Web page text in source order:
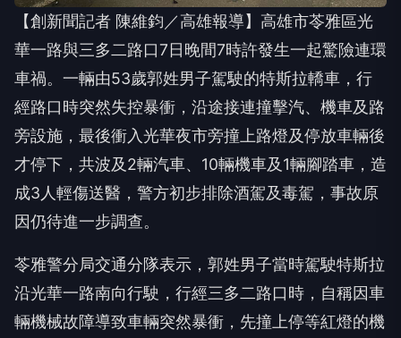
【創新聞記者 陳維鈞／高雄報導】高雄市苓雅區光
華一路與三多二路口7日晚間7時許發生一起驚險連環
車禍。一輛由53歲郭姓男子駕駛的特斯拉轎車，行
經路口時突然失控暴衝，沿途接連撞擊汽、機車及路
旁設施，最後衝入光華夜市旁撞上路燈及停放車輛後
才停下，共波及2輛汽車、10輛機車及1輛腳踏車，造
成3人輕傷送醫，警方初步排除酒駕及毒駕，事故原
因仍待進一步調查。
苓雅警分局交通分隊表示，郭姓男子當時駕駛特斯拉
沿光華一路南向行駛，行經三多二路口時，自稱因車
輛機械故障導致車輛突然暴衝，先撞上停等紅燈的機